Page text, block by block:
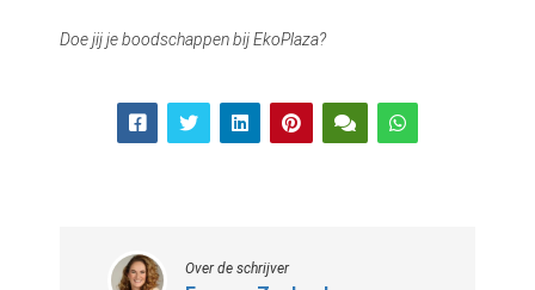
Doe jij je boodschappen bij EkoPlaza?
Over de schrijver